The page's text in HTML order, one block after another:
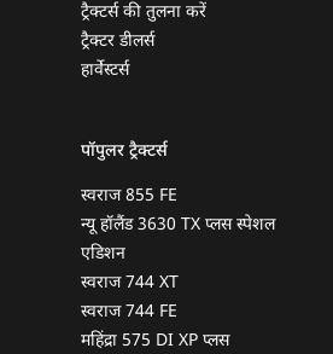
ट्रैक्टर्स की तुलना करें
ट्रैक्टर डीलर्स
हार्वेस्टर्स
पॉपुलर ट्रैक्टर्स
स्वराज 855 FE
न्यू हॉलैंड 3630 TX प्लस स्पेशल
एडिशन
स्वराज 744 XT
स्वराज 744 FE
महिंद्रा 575 DI XP प्लस